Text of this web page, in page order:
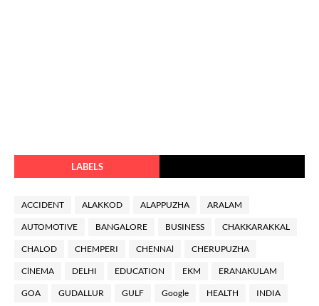
LABELS
ACCIDENT ALAKKOD ALAPPUZHA ARALAM
AUTOMOTIVE BANGALORE BUSINESS CHAKKARAKKAL
CHALOD CHEMPERI CHENNAl CHERUPUZHA
ClNEMA DELHI EDUCATION EKM ERANAKULAM
GOA GUDALLUR GULF Google HEALTH INDIA